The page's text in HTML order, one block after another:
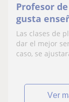
Profesor
gusta
Las clases de
dar el mejor
caso, se
ver